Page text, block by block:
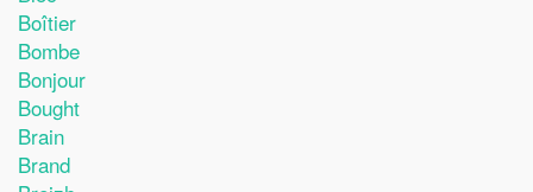
Boîtier
Bombe
Bonjour
Bought
Brain
Brand